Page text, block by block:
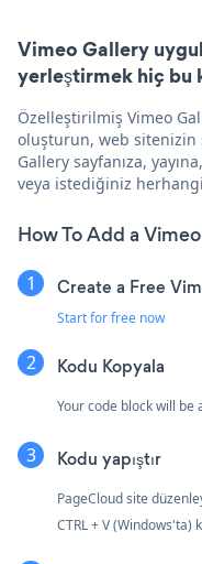
Vimeo Gallery
yerleştirmek hiç bu
Özelleştirilmiş Vimeo
oluşturun, web sitenizin
Gallery sayfanıza,
veya istediğiniz
How To Add a
Create a Free
Start for free now
Kodu Kopyala
Your code block will
Kodu yapıştır
PageCloud site
CTRL + V (Windows'ta)